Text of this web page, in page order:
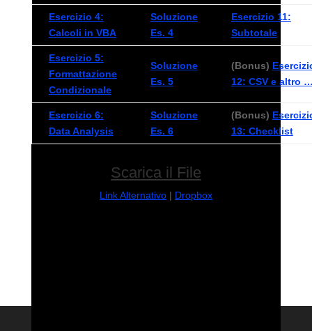
Esercizio 4:
Calcoli in VBA
Soluzione
Es. 4
Esercizio 11:
Subtotale
Esercizio 5:
Formattazione
Condizionale
Soluzione
Es. 5
(Bonus)
12: CSV e altro
Esercizio 6:
Data Analysis
Soluzione
Es. 6
(Bonus)
13: Checklist
Scarica il File
Link Alternativo| Dropbox